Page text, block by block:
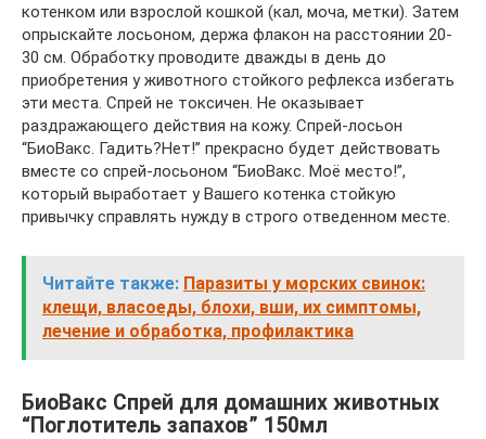
котенком или взрослой кошкой (кал, моча, метки). Затем
опрыскайте лосьоном, держа флакон на расстоянии 20-
30 см. Обработку проводите дважды в день до
приобретения у животного стойкого рефлекса избегать
эти места. Спрей не токсичен. Не оказывает
раздражающего действия на кожу. Спрей-лосьон
“БиоВакс. Гадить?Нет!” прекрасно будет действовать
вместе со спрей-лосьоном “БиоВакс. Моё место!”,
который выработает у Вашего котенка стойкую
привычку справлять нужду в строго отведенном месте.
Читайте также: Паразиты у морских свинок:
клещи, власоеды, блохи, вши, их симптомы,
лечение и обработка, профилактика
БиоВакс Спрей для домашних животных
“Поглотитель запахов” 150мл